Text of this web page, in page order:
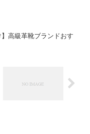
】高級革靴ブランドおす